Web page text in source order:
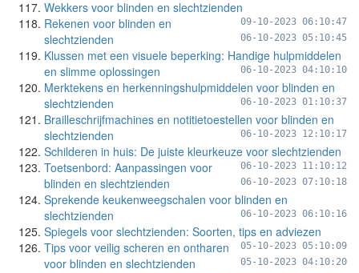
Wekkers voor blinden en slechtzienden
09-10-2023 06:10:47
Rekenen voor blinden en
slechtzienden
06-10-2023 05:10:45
Klussen met een visuele beperking: Handige hulpmiddelen
en slimme oplossingen
06-10-2023 04:10:10
Merktekens en herkenningshulpmiddelen voor blinden en
slechtzienden
06-10-2023 01:10:37
Brailleschrijfmachines en notitietoestellen voor blinden en
slechtzienden
06-10-2023 12:10:17
Schilderen in huis: De juiste kleurkeuze voor slechtzienden
06-10-2023 11:10:12
Toetsenbord: Aanpassingen voor
blinden en slechtzienden
06-10-2023 07:10:18
Sprekende keukenweegschalen voor blinden en
slechtzienden
06-10-2023 06:10:16
Spiegels voor slechtzienden: Soorten, tips en adviezen
05-10-2023 05:10:09
Tips voor veilig scheren en ontharen
voor blinden en slechtzienden
05-10-2023 04:10:20